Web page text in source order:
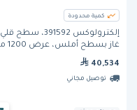
كمية محدودة
إلكترولوكس 391592، سطح قلي
غاز بسطح أملس، عرض 1200 مم
40,534
توصيل مجاني